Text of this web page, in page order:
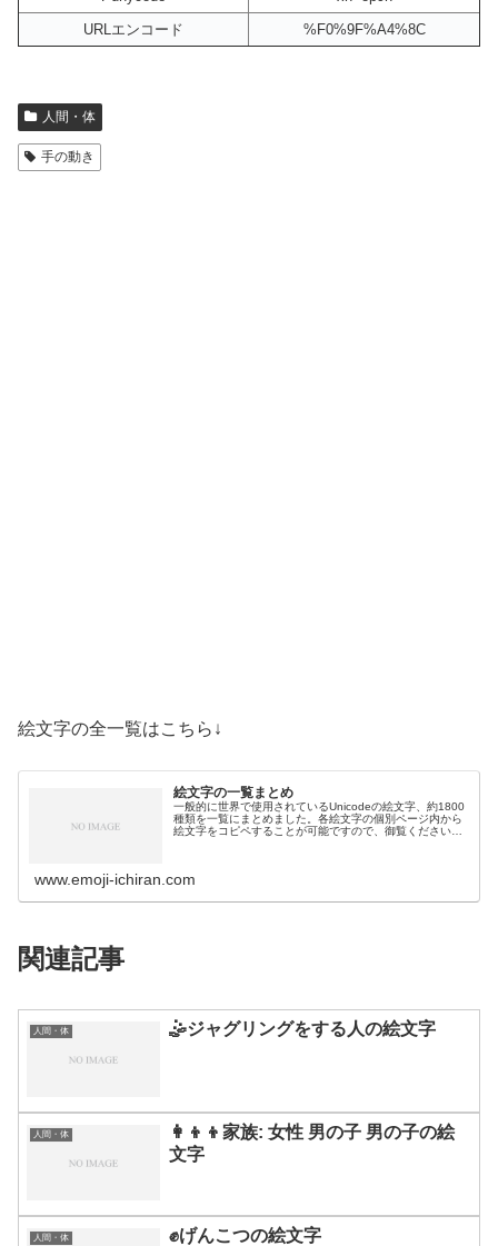
URLエンコード
%F0%9F%A4%8C
人間・体
手の動き
絵文字の全一覧はこちら↓
絵文字の一覧まとめ
一般的に世界で使用されているUnicodeの絵文字、約1800
種類を一覧にまとめました。各絵文字の個別ページ内から
絵文字をコピペすることが可能ですので、御覧ください。
www.emoji-ichiran.com
関連記事
人間・体 🤹ジャグリングをする人の絵文字
人間・体
👩‍👦‍👦家族: 女性 男の子 男の子の絵
文字
人間・体 ✊げんこつの絵文字